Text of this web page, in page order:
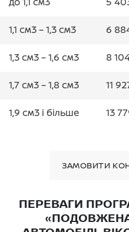
1,1 см3 – 1,3 см3 6
1,3 см3 – 1,6 см3 8
1,7 см3 – 1,8 см3 11
1,9 см3 і більше 13
ЗАМОВИТИ
ПЕРЕВАГИ
«ПОДОВЖЕНА